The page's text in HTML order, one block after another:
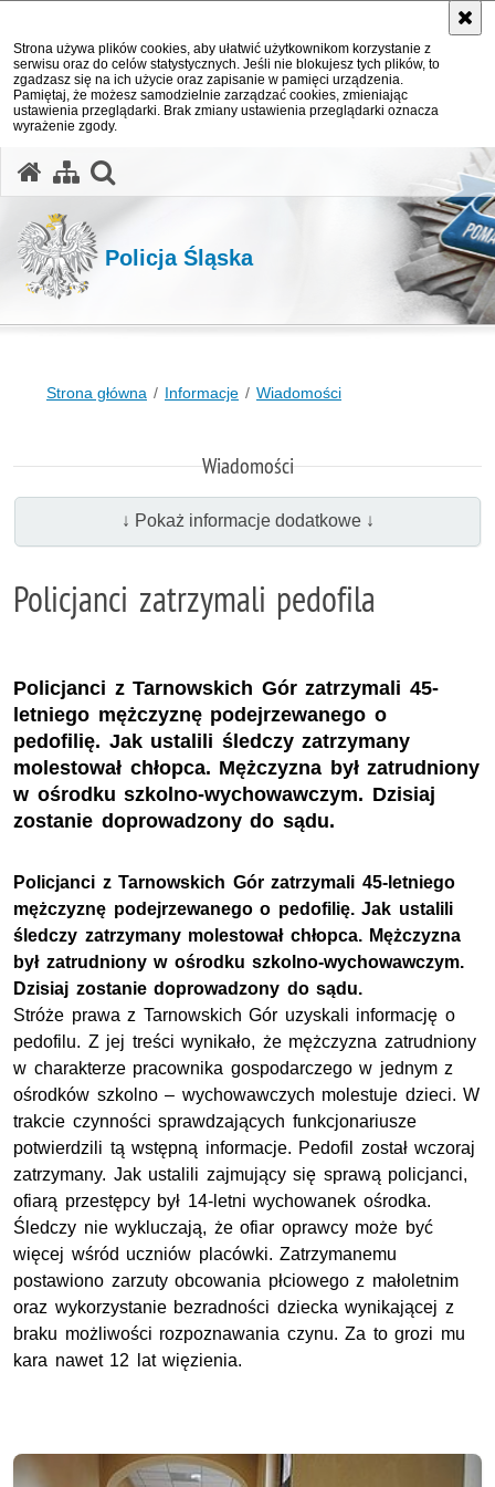
Strona używa plików cookies, aby ułatwić użytkownikom korzystanie z
serwisu oraz do celów statystycznych. Jeśli nie blokujesz tych plików, to
zgadzasz się na ich użycie oraz zapisanie w pamięci urządzenia.
Pamiętaj, że możesz samodzielnie zarządzać cookies, zmieniając
ustawienia przeglądarki. Brak zmiany ustawienia przeglądarki oznacza
wyrażenie zgody.
Policja Śląska
Strona główna Informacje Wiadomości
Wiadomości
↓ Pokaż informacje dodatkowe ↓
Policjanci zatrzymali pedofila
Policjanci z Tarnowskich Gór zatrzymali 45-
letniego mężczyznę podejrzewanego o
pedofilię. Jak ustalili śledczy zatrzymany
molestował chłopca. Mężczyzna był zatrudniony
w ośrodku szkolno-wychowawczym. Dzisiaj
zostanie doprowadzony do sądu.
Policjanci z Tarnowskich Gór zatrzymali 45-letniego
mężczyznę podejrzewanego o pedofilię. Jak ustalili
śledczy zatrzymany molestował chłopca. Mężczyzna
był zatrudniony w ośrodku szkolno-wychowawczym.
Dzisiaj zostanie doprowadzony do sądu.
Stróże prawa z Tarnowskich Gór uzyskali informację o
pedofilu. Z jej treści wynikało, że mężczyzna zatrudniony
w charakterze pracownika gospodarczego w jednym z
ośrodków szkolno – wychowawczych molestuje dzieci. W
trakcie czynności sprawdzających funkcjonariusze
potwierdzili tą wstępną informacje. Pedofil został wczoraj
zatrzymany. Jak ustalili zajmujący się sprawą policjanci,
ofiarą przestępcy był 14-letni wychowanek ośrodka.
Śledczy nie wykluczają, że ofiar oprawcy może być
więcej wśród uczniów placówki. Zatrzymanemu
postawiono zarzuty obcowania płciowego z małoletnim
oraz wykorzystanie bezradności dziecka wynikającej z
braku możliwości rozpoznawania czynu. Za to grozi mu
kara nawet 12 lat więzienia.